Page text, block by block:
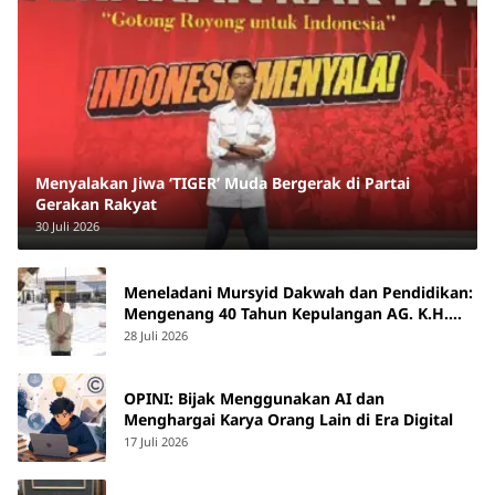
Menyalakan Jiwa ‘TIGER’ Muda Bergerak di Partai
Gerakan Rakyat
30 Juli 2026
Meneladani Mursyid Dakwah dan Pendidikan:
Mengenang 40 Tahun Kepulangan AG. K.H.
Yunus Martan
28 Juli 2026
OPINI: Bijak Menggunakan AI dan
Menghargai Karya Orang Lain di Era Digital
17 Juli 2026